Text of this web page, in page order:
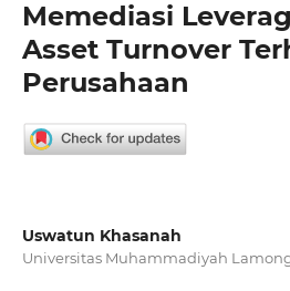
Memediasi
Asset Turnover
Perusahaan
Uswatun Khasanah
Universitas Muhammadiyah